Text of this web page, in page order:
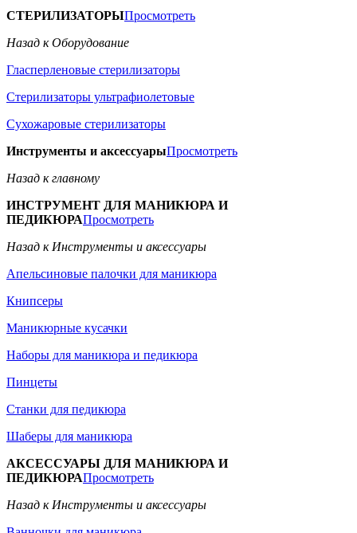
СТЕРИЛИЗАТОРЫПросмотреть
Назад к Оборудование
Гласперленовые стерилизаторы
Стерилизаторы ультрафиолетовые
Сухожаровые стерилизаторы
Инструменты и аксессуарыПросмотреть
Назад к главному
ИНСТРУМЕНТ ДЛЯ МАНИКЮРА И
ПЕДИКЮРАПросмотреть
Назад к Инструменты и аксессуары
Апельсиновые палочки для маникюра
Книпсеры
Маникюрные кусачки
Наборы для маникюра и педикюра
Пинцеты
Станки для педикюра
Шаберы для маникюра
АКСЕССУАРЫ ДЛЯ МАНИКЮРА И
ПЕДИКЮРАПросмотреть
Назад к Инструменты и аксессуары